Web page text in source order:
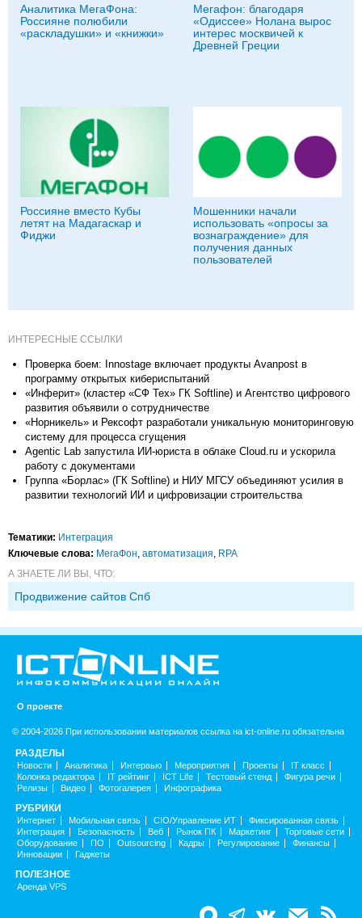
Аналитика МегаФона:
Россияне полюбили
«раскладушки» и «книжки»
Мегафон: благодаря
«Одиссее» Нолана вырос
интерес москвичей к
Древней Греции
Россияне вместо Кубы
летят на Мадагаскар и
Фиджи
Мошенники начали
использовать «опросы за
вознаграждение» для
получения данных
пользователей
ИНТЕРЕСНЫЕ ССЫЛКИ
Проверка боем: Innostage включает продукты Avanpost в
программу открытых кибериспытаний
«Инферит» (кластер «СФ Тех» ГК Softline) и Агентство цифрового
развития объявили о сотрудничестве
«Норникель» и Рексофт разработали уникальную мониторинговую
систему для процесса сгущения
Agentic Lab запустила ИИ-юриста в облаке Cloud.ru и ускорила
работу с документами
Группа «Борлас» (ГК Softline) и НИУ МГСУ объединяют усилия в
развитии технологий ИИ и цифровизации строительства
Тематики: Интеграция
Ключевые слова: МегаФон, автоматизация, RPA
А ЗНАЕТЕ ЛИ ВЫ, ЧТО:
Продвижение сайтов Спб
О проекте
© 2004-2026 При использовании материалов ссылка на ict-online.ru обязательна
РАЗДЕЛЫ
Новости Аналитика Интервью Мероприятия Проекты
IT класс
Колонка редактора
IT рейтинг ICT Life Тестовый стенд
Фигура речи
Релизы
Видео Фотогалерея Инфографика
РУБРИКИ
Интернет Мобильная связь CIO/Управление ИТ
Фиксированная связь
Интеграция
Безопасность Веб Рынок ПК Маркетинг
Торговые сети
Оборудование
ПО Outsourcing Кадры Регулирование
Финансы
Инновации
Гаджеты
ПОЛЕЗНОЕ
Аренда VPS